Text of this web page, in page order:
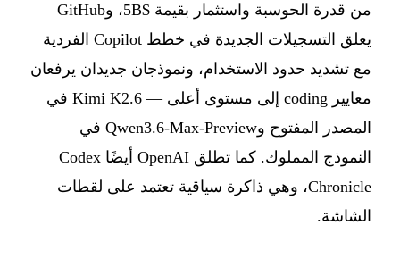
من قدرة الحوسبة واستثمار بقيمة $5B، وGitHub
يعلق التسجيلات الجديدة في خطط Copilot الفردية
مع تشديد حدود الاستخدام، ونموذجان جديدان يرفعان
معايير coding إلى مستوى أعلى — Kimi K2.6 في
المصدر المفتوح وQwen3.6-Max-Preview في
النموذج المملوك. كما تطلق OpenAI أيضًا Codex
Chronicle، وهي ذاكرة سياقية تعتمد على لقطات
الشاشة.